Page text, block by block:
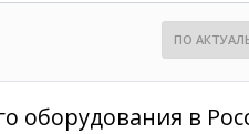
оборудования в